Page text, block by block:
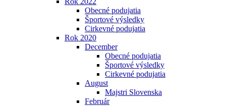
Obecné podujatia
Športové výsledky
Cirkevné podujatia
Rok 2020
December
Obecné podujatia
Športové výsledky
Cirkevné podujatia
August
Majstri Slovenska
Február